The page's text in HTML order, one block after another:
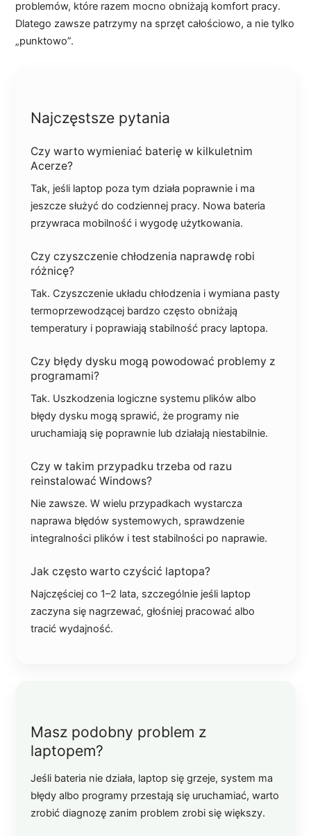
problemów, które razem mocno obniżają komfort pracy.
Dlatego zawsze patrzymy na sprzęt całościowo, a nie tylko
„punktowo”.
Najczęstsze pytania
Czy warto wymieniać baterię w kilkuletnim
Acerze?
Tak, jeśli laptop poza tym działa poprawnie i ma
jeszcze służyć do codziennej pracy. Nowa bateria
przywraca mobilność i wygodę użytkowania.
Czy czyszczenie chłodzenia naprawdę robi
różnicę?
Tak. Czyszczenie układu chłodzenia i wymiana pasty
termoprzewodzącej bardzo często obniżają
temperatury i poprawiają stabilność pracy laptopa.
Czy błędy dysku mogą powodować problemy z
programami?
Tak. Uszkodzenia logiczne systemu plików albo
błędy dysku mogą sprawić, że programy nie
uruchamiają się poprawnie lub działają niestabilnie.
Czy w takim przypadku trzeba od razu
reinstalować Windows?
Nie zawsze. W wielu przypadkach wystarcza
naprawa błędów systemowych, sprawdzenie
integralności plików i test stabilności po naprawie.
Jak często warto czyścić laptopa?
Najczęściej co 1–2 lata, szczególnie jeśli laptop
zaczyna się nagrzewać, głośniej pracować albo
tracić wydajność.
Masz podobny problem z
laptopem?
Jeśli bateria nie działa, laptop się grzeje, system ma
błędy albo programy przestają się uruchamiać, warto
zrobić diagnozę zanim problem zrobi się większy.